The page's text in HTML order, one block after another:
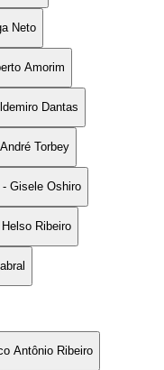
Neto
Amorim
Dantas
Torbey
- Gisele Oshiro
Ribeiro
Antônio Ribeiro